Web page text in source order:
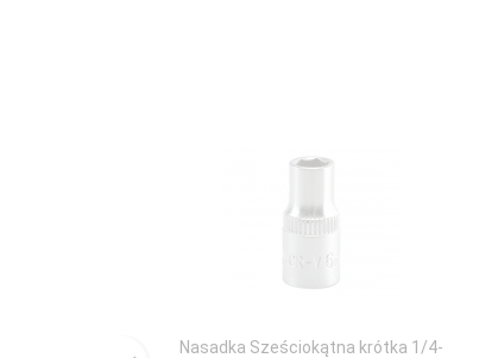
Nasadka Sześciokątna krótka 1/4-